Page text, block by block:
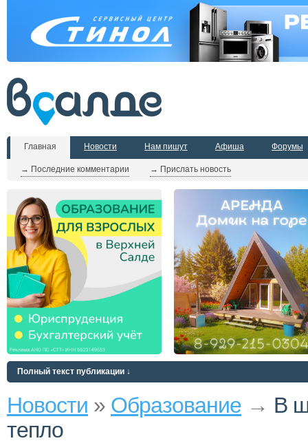
Главная
→ Последние комментарии → Прислать новость
Новости Нам пишут Афиша Форумы
Полный текст публикации ↓
Новости » Образование → В
тепло